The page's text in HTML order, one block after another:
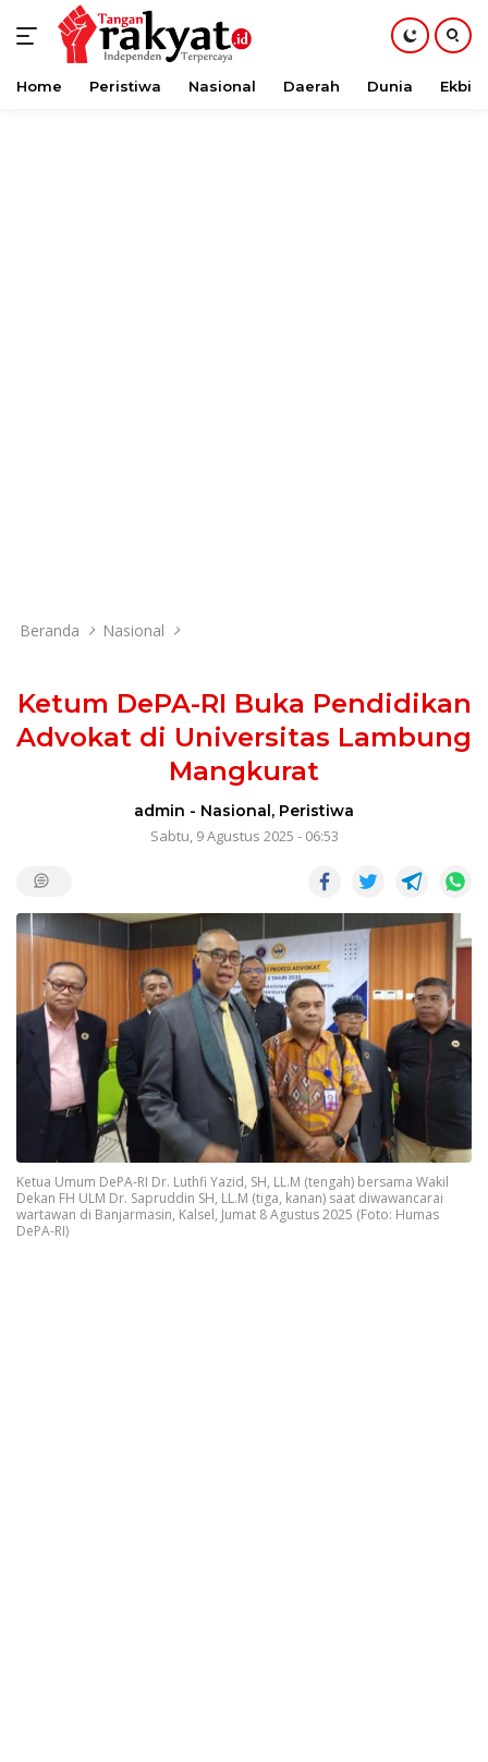
Langsung
Home Peristiwa Nasional Daerah Dunia Ekbis
Beranda Nasional
Ketum DePA-RI Buka Pendidikan
Advokat di Universitas Lambung
Mangkurat
admin - Nasional, Peristiwa
Sabtu, 9 Agustus 2025 - 06:53
Ketua Umum DePA-RI Dr. Luthfi Yazid, SH, LL.M (tengah) bersama Wakil
Dekan FH ULM Dr. Sapruddin SH, LL.M (tiga, kanan) saat diwawancarai
wartawan di Banjarmasin, Kalsel, Jumat 8 Agustus 2025 (Foto: Humas
DePA-RI)